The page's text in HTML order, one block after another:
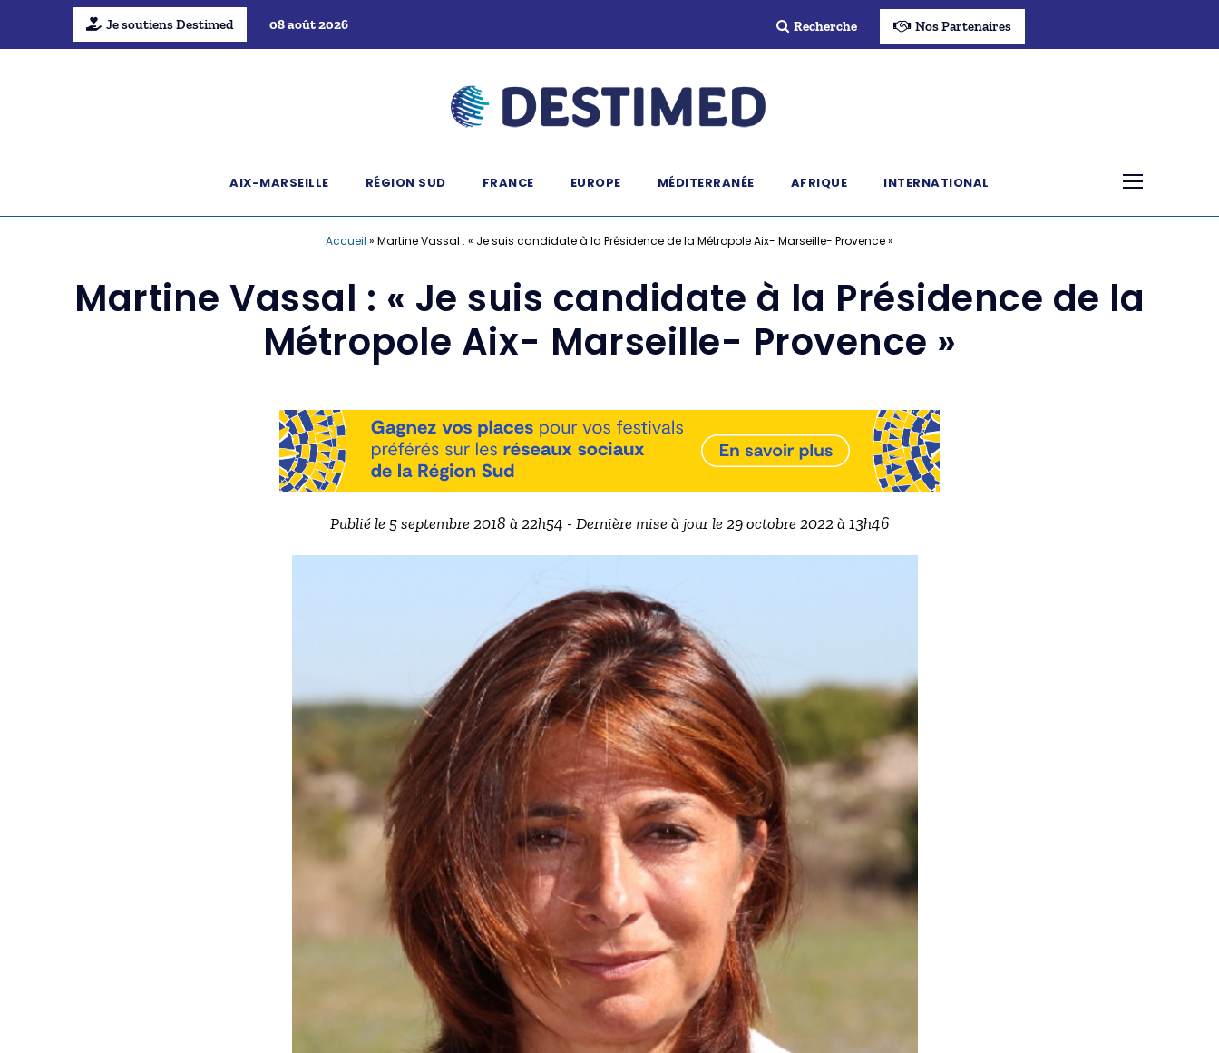
Je soutiens Destimed 08 août 2026 Recherche Nos Partenaires
AIX-MARSEILLE RÉGION SUD FRANCE EUROPE MÉDITERRANÉE AFRIQUE INTERNATIONAL
Accueil » Martine Vassal : « Je suis candidate à la Présidence de la Métropole Aix- Marseille- Provence »
Martine Vassal : « Je suis candidate à la Présidence de la
Métropole Aix- Marseille- Provence »
Publié le 5 septembre 2018 à 22h54 - Dernière mise à jour le 29 octobre 2022 à 13h46